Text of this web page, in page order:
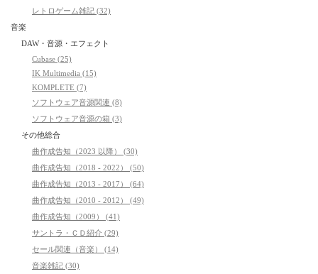
レトロゲーム雑記 (32)
音楽
DAW・音源・エフェクト
Cubase (25)
IK Multimedia (15)
KOMPLETE (7)
ソフトウェア音源関連 (8)
ソフトウェア音源の箱 (3)
その他総合
曲作成告知（2023 以降） (30)
曲作成告知（2018 - 2022） (50)
曲作成告知（2013 - 2017） (64)
曲作成告知（2010 - 2012） (49)
曲作成告知（2009） (41)
サントラ・ＣＤ紹介 (29)
セール関連（音楽） (14)
音楽雑記 (30)